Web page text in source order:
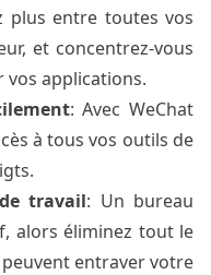
plus entre toutes vos
et concentrez-vous
applications.
: Avec WeChat
à tous vos outils de
travail: Un bureau
alors éliminez tout le
entraver votre